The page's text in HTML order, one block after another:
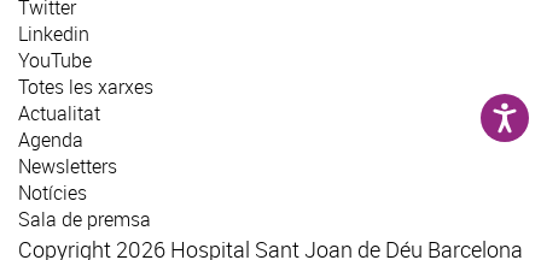
Twitter
Linkedin
YouTube
Totes les xarxes
Actualitat
Agenda
Newsletters
Notícies
Sala de premsa
Copyright 2026 Hospital Sant Joan de Déu Barcelona